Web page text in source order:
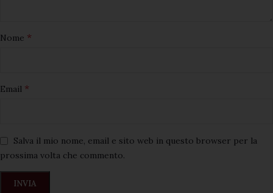
Nome *
Email *
Salva il mio nome, email e sito web in questo browser per la
prossima volta che commento.